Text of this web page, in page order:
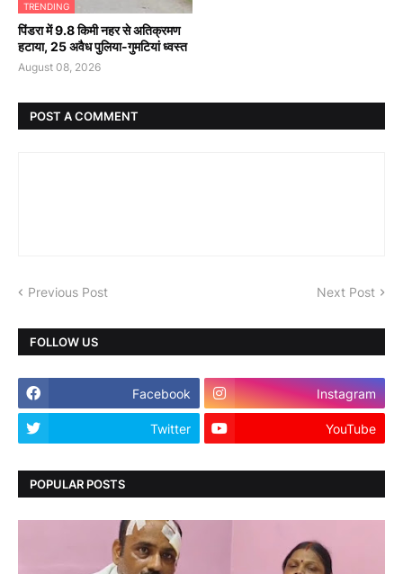
TRENDING
पिंडरा में 9.8 किमी नहर से अतिक्रमण
हटाया, 25 अवैध पुलिया-गुमटियां ध्वस्त
August 08, 2026
POST A COMMENT
Previous Post Next Post
FOLLOW US
Facebook Instagram
Twitter YouTube
POPULAR POSTS